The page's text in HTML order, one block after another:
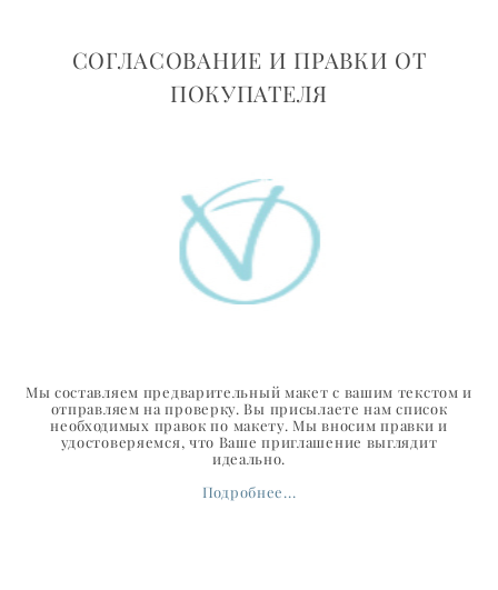
СОГЛАСОВАНИЕ И ПРАВКИ ОТ
ПОКУПАТЕЛЯ
Мы составляем предварительный макет с вашим текстом и
отправляем на проверку. Вы присылаете нам список
необходимых правок по макету. Мы вносим правки и
удостоверяемся, что Ваше приглашение выглядит
идеально.
Подробнее...